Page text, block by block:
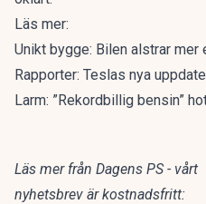
Läs mer:
Unikt bygge: Bilen alstrar mer
Rapporter: Teslas nya
Larm: ”Rekordbillig bensin”
Läs mer från Dagens PS - vårt
nyhetsbrev är kostnadsfritt: